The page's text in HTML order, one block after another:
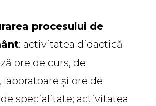
procesului de
: activitatea didactică
ore de curs, de
și ore de
specialitate; activitatea